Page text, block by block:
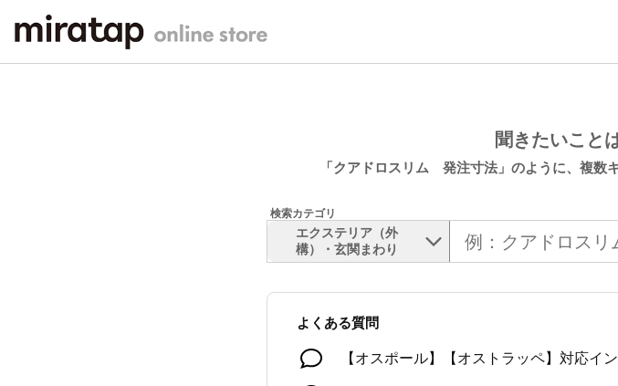
聞きたいこと
「クアドロスリム 発注寸法」のように、複数
エクステリア（外
構）・玄関まわり
よくある質問
【オスポール】【オストラッペ】対応イ